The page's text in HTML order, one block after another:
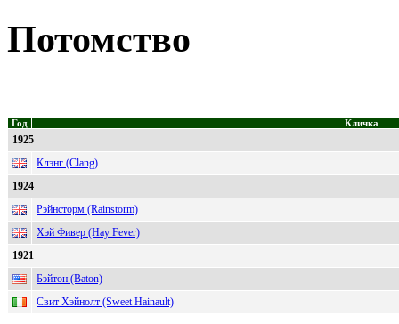
Потомство
Год Кличка
1925
Клэнг (Clang)
1924
Рэйнсторм (Rainstorm)
Хэй Фивер (Hay Fever)
1921
Бэйтон (Baton)
Свит Хэйнолт (Sweet Hainault)